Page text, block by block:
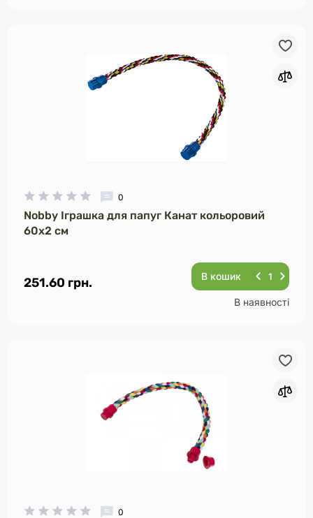
0
Nobby Іграшка для папуг Канат кольоровий
60х2 см
251.60 грн. В кошик
В наявності
0